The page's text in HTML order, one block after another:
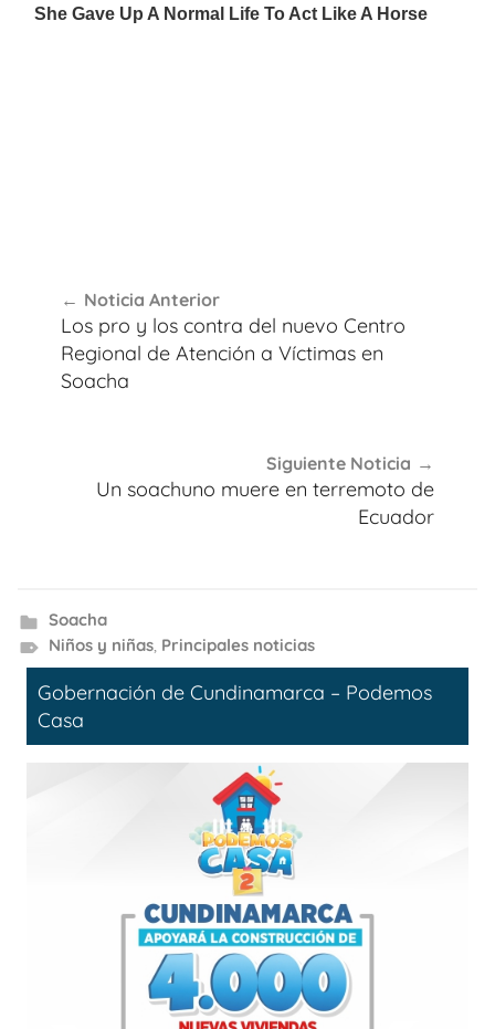
de
entradas
Noticia Anterior
Los pro y los contra del nuevo Centro
Regional de Atención a Víctimas en
Soacha
Siguiente Noticia
Un soachuno muere en terremoto de
Ecuador
Soacha
Niños y niñas, Principales noticias
Gobernación de Cundinamarca – Podemos
Casa